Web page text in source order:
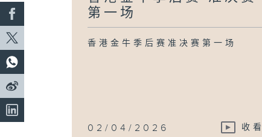
第一场
香港金牛季后赛准决赛第一场
02/04/2026 收看